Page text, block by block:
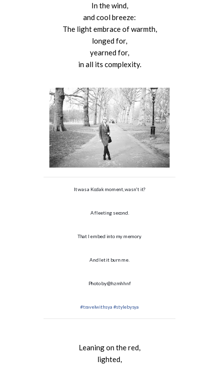
In the wind,
and cool breeze:
The light embrace of warmth,
longed for,
yearned for,
in all its complexity.
It was a Kodak moment, wasn't it?
A fleeting second.
That I embed into my memory.
And let it burn me.
Photo by @hzmhhnf
#travelwithsya #stylebysya
Leaning on the red,
lighted,